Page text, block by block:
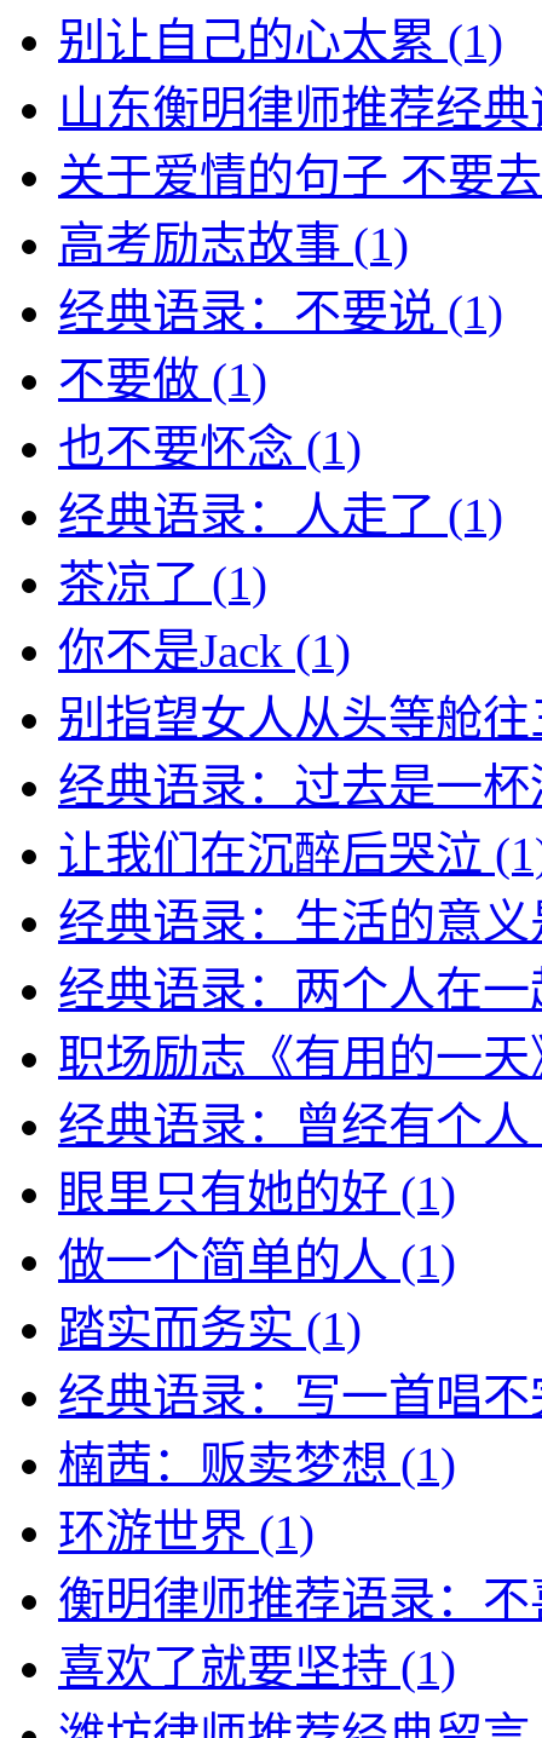
别让自己的心太累 (1)
山东衡明律师推荐经
关于爱情的句子 不要
高考励志故事 (1)
经典语录：不要说 (1)
不要做 (1)
也不要怀念 (1)
经典语录：人走了 (1)
茶凉了 (1)
你不是Jack (1)
别指望女人从头等舱
经典语录：过去是一
让我们在沉醉后哭泣
经典语录：生活的意
经典语录：两个人在
职场励志《有用的一
经典语录：曾经有个人
眼里只有她的好 (1)
做一个简单的人 (1)
踏实而务实 (1)
经典语录：写一首唱
楠茜：贩卖梦想 (1)
环游世界 (1)
衡明律师推荐语录：
喜欢了就要坚持 (1)